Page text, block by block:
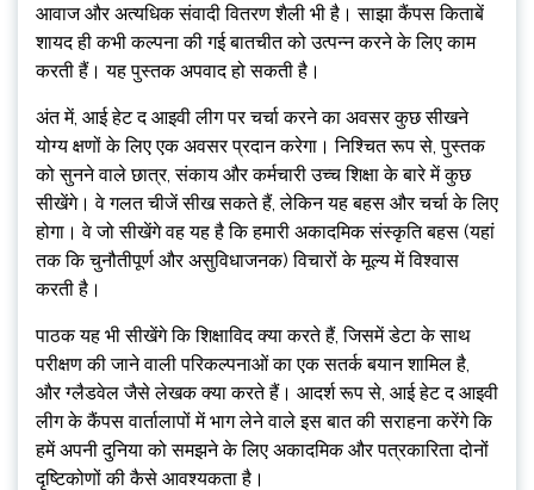
आवाज और अत्यधिक संवादी वितरण शैली भी है। साझा कैंपस किताबें
शायद ही कभी कल्पना की गई बातचीत को उत्पन्न करने के लिए काम
करती हैं। यह पुस्तक अपवाद हो सकती है।
अंत में, आई हेट द आइवी लीग पर चर्चा करने का अवसर कुछ सीखने
योग्य क्षणों के लिए एक अवसर प्रदान करेगा। निश्चित रूप से, पुस्तक
को सुनने वाले छात्र, संकाय और कर्मचारी उच्च शिक्षा के बारे में कुछ
सीखेंगे। वे गलत चीजें सीख सकते हैं, लेकिन यह बहस और चर्चा के लिए
होगा। वे जो सीखेंगे वह यह है कि हमारी अकादमिक संस्कृति बहस (यहां
तक ​​कि चुनौतीपूर्ण और असुविधाजनक) विचारों के मूल्य में विश्वास
करती है।
पाठक यह भी सीखेंगे कि शिक्षाविद क्या करते हैं, जिसमें डेटा के साथ
परीक्षण की जाने वाली परिकल्पनाओं का एक सतर्क बयान शामिल है,
और ग्लैडवेल जैसे लेखक क्या करते हैं। आदर्श रूप से, आई हेट द आइवी
लीग के कैंपस वार्तालापों में भाग लेने वाले इस बात की सराहना करेंगे कि
हमें अपनी दुनिया को समझने के लिए अकादमिक और पत्रकारिता दोनों
दृष्टिकोणों की कैसे आवश्यकता है।